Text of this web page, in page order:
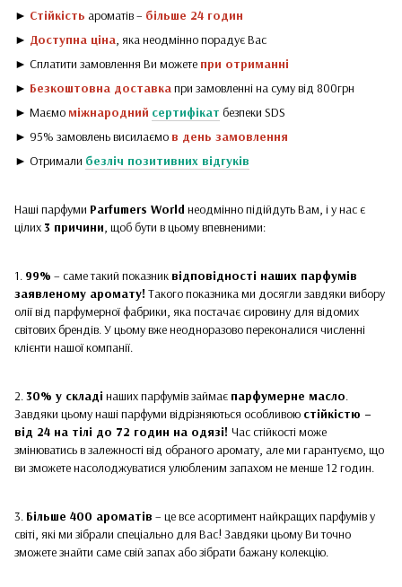
► Стійкість ароматів – більше 24 годин
► Доступна ціна , яка неодмінно порадує Вас
► Сплатити замовлення Ви можете при отриманні
► Безкоштовна доставка при замовленні на суму від 800грн
► Маємо міжнародний сертифікат безпеки SDS
► 95% замовлень висилаємо в день замовлення
► Отримали безліч позитивних відгуків
Наші парфуми Parfumers World неодмінно підійдуть Вам, і у нас є
цілих3 причини , щоб бути в цьому впевненими:
1. 99% – саме такий показник відповідності наших парфумів
заявленому аромату! Такого показника ми досягли завдяки вибору
олії від парфумерної фабрики, яка постачає сировину для відомих
світових брендів. У цьому вже неодноразово переконалися численні
клієнти нашої компанії.
2. 30% у складі наших парфумів займає парфумерне масло.
Завдяки цьому наші парфуми відрізняються особливою стійкістю –
від 24 на тілі до 72 годин на одязі! Час стійкості може
змінюватись в залежності від обраного аромату, але ми гарантуємо, що
ви зможете насолоджуватися улюбленим запахом не менше 12 годин.
3. Більше 400 ароматів – це все асортимент найкращих парфумів у
світі, які ми зібрали спеціально для Вас! Завдяки цьому Ви точно
зможете знайти саме свій запах або зібрати бажану колекцію.